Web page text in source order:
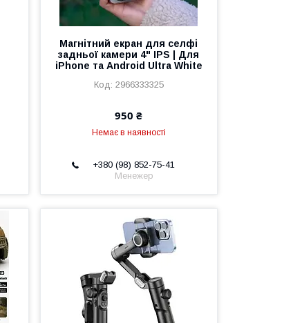
Магнітний екран для селфі
задньої камери 4" IPS | Для
iPhone та Android Ultra White
2966333325
950 ₴
Немає в наявності
+380 (98) 852-75-41
Менежер